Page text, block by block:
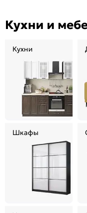
Кухни и
Кухни
Шкафы